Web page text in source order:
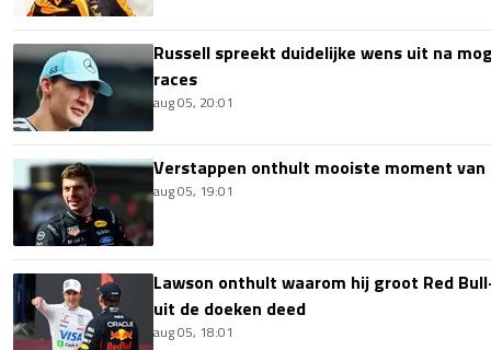
Russell spreekt duidelijke wens uit na
races
aug 05, 20:01
Verstappen onthult mooiste moment van
aug 05, 19:01
Lawson onthult waarom hij groot Red
uit de doeken deed
aug 05, 18:01